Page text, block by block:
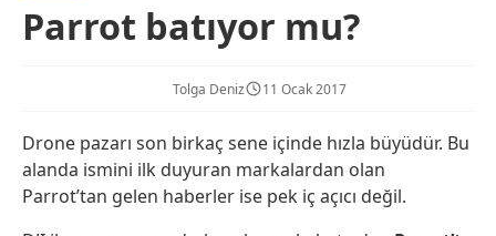
Parrot batıyor mu?
Tolga Deniz 11 Ocak 2017
Drone pazarı son birkaç sene içinde hızla büyüdür. Bu
alanda ismini ilk duyuran markalardan olan
Parrot’tan gelen haberler ise pek iç açıcı değil.